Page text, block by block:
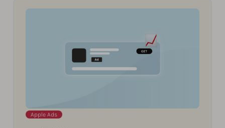
Apple Ads